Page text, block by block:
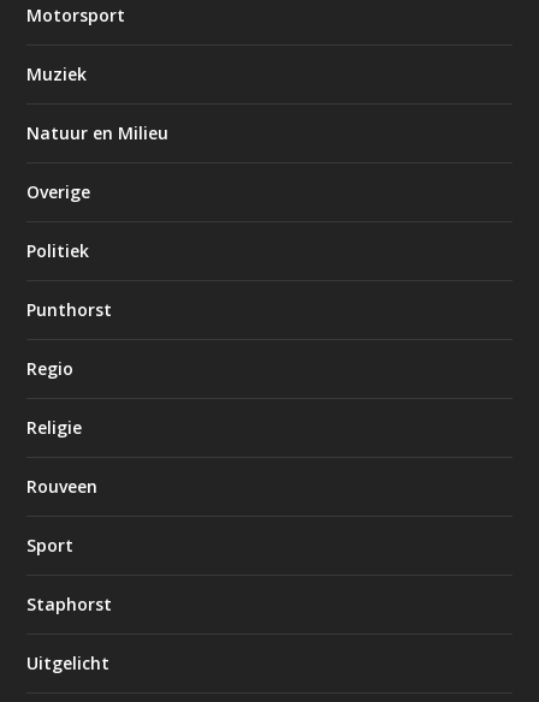
Motorsport
Muziek
Natuur en Milieu
Overige
Politiek
Punthorst
Regio
Religie
Rouveen
Sport
Staphorst
Uitgelicht